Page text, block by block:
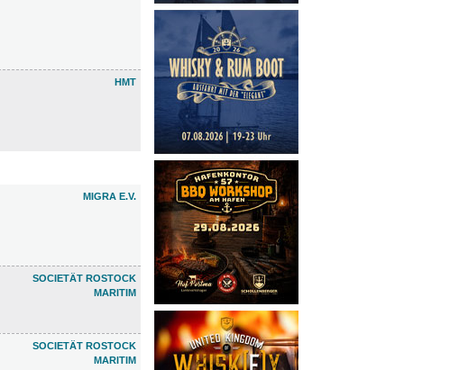
HMT
MIGRA E.V.
SOCIETÄT ROSTOCK
MARITIM
SOCIETÄT ROSTOCK
MARITIM